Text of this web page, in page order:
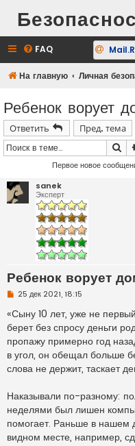
FAQ
На главную Личная
Ребенок ворует
Ответить Пред. тема
Первое новое
sanek
Эксперт
Ребенок ворует
Н
п
р
о
ч
и
т
н
е
с
о
о
б
25 дек 2021, 18:15
«Сыну 10 лет, уже не
берет без спросу деньги
пропажу примерно год
в угол, он обещал больше
слова не держит, таскает
Наказывали по-разному:
неделями был лишен
помогает. Раньше в нашем
видном месте, например,